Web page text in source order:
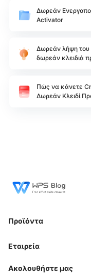
Δωρεάν
Activator
Δωρεάν λήψη του
δωρεάν κλειδιά
Πώς να κάνετε
Δωρεάν Κλειδί
Προϊόντα
Εταιρεία
Ακολουθήστε μας